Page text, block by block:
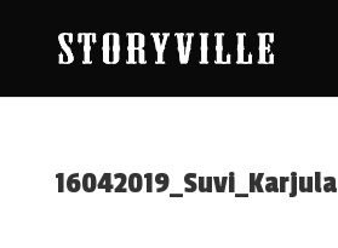
16042019_Suvi_Karjula